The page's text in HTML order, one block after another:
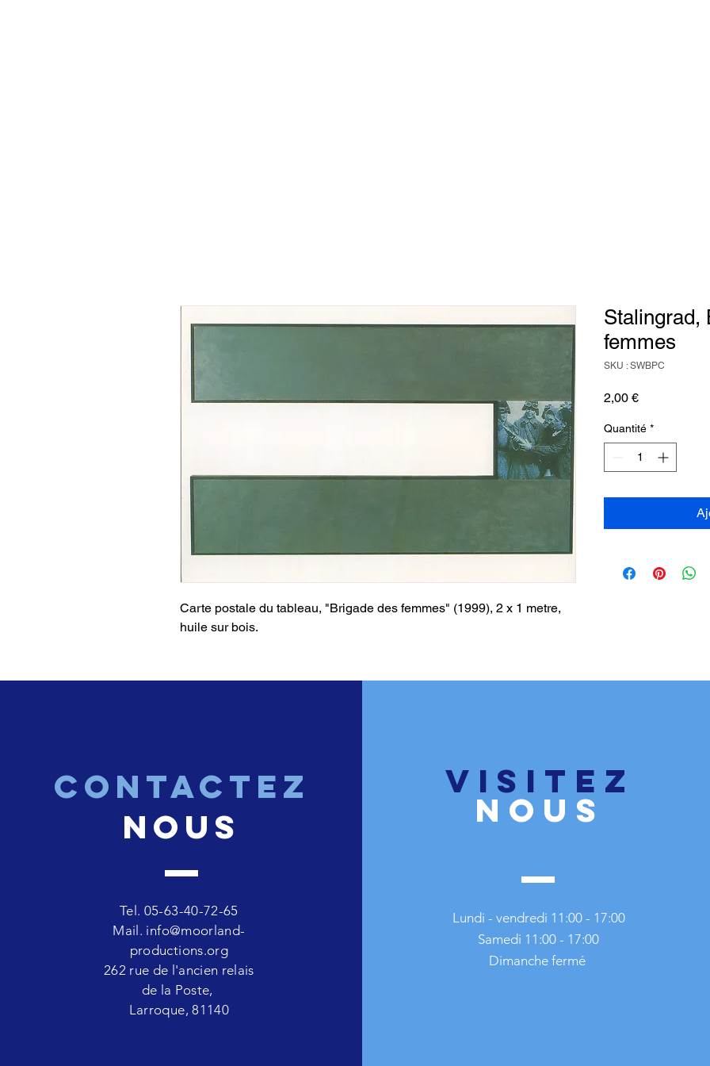
Carte postale du tableau, "Brigade des femmes" (1999), 2 x 1 metre,
huile sur bois.
Stalingrad,
femmes
SKU : SWBPC
2,00 €Prix
Quantité *
CONTACTEZ
nous
Tel. 05-63-40-72-65
Mail. info@moorland-
productions.org
262 rue de l'ancien relais
de la Poste,
Larroque, 81140
VISITEZ
nous
Lundi - vendredi 11:00 - 17:00
Samedi 11:00 - 17:00
Dimanche fermé